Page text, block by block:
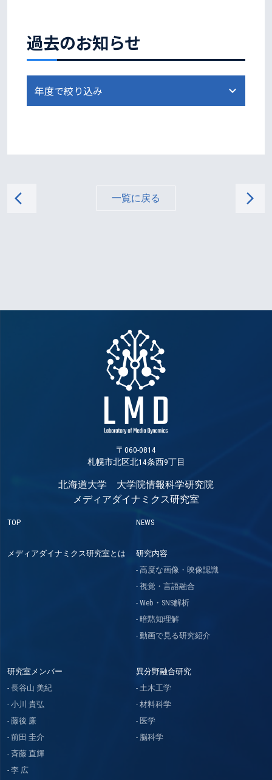
過去のお知らせ
arrow_back_ios 一覧に戻る arrow_forward_ios
〒060-0814
札幌市北区北14条西9丁目
北海道大学 大学院情報科学研究院
メディアダイナミクス研究室
TOP NEWS
メディアダイナミクス研究室とは
研究内容
高度な画像・映像認識
視覚・言語融合
Web・SNS解析
暗黙知理解
動画で見る研究紹介
研究室メンバー
長谷山 美紀
小川 貴弘
藤後 廉
前田 圭介
斉藤 直輝
李 広
異分野融合研究
土木工学
材料科学
医学
脳科学